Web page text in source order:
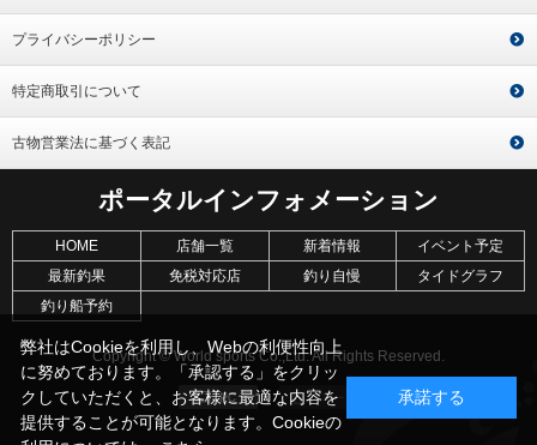
プライバシーポリシー
特定商取引について
古物営業法に基づく表記
ポータルインフォメーション
HOME 店舗一覧 新着情報
イベント予定
最新釣果
免税対応店 釣り自慢
タイドグラフ
釣り船予約
Copyright © World sports Co.,Ltd. All Rights Reserved.
弊社はCookieを利用し、Webの利便性向上
に努めております。「承認する」をクリッ
クしていただくと、お客様に最適な内容を
提供することが可能となります。Cookieの
承諾する